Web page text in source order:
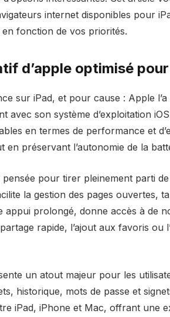
internet disponibles pour
fonction de vos priorités.
d’apple optimisé pour
sur iPad, et pour cause : Apple
son système d’exploitation
en termes de performance et
préservant l’autonomie de la
pour tirer pleinement parti de
la gestion des pages ouvertes,
prolongé, donne accès à de
rapide, l’ajout aux favoris ou
un atout majeur pour les
historique, mots de passe et
iPad, iPhone et Mac, offrant une